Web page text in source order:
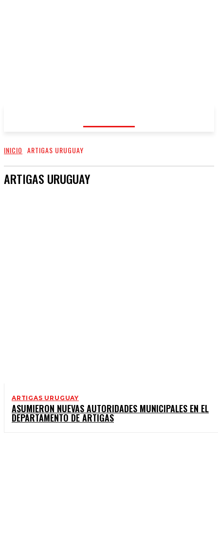
INICIO ARTIGAS URUGUAY
ARTIGAS URUGUAY
ARTIGAS URUGUAY
ASUMIERON NUEVAS AUTORIDADES MUNICIPALES EN EL
DEPARTAMENTO DE ARTIGAS